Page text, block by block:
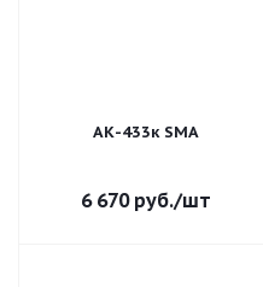
АК-433к SMA
6 670руб./шт